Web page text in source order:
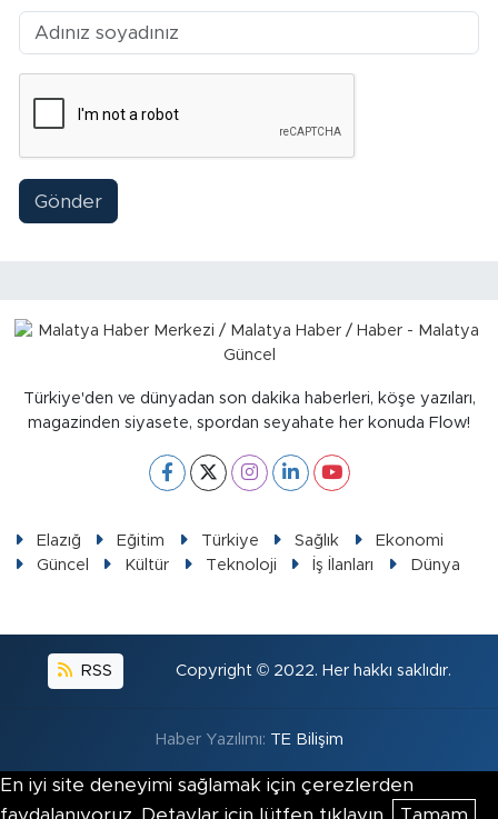
Gönder
Türkiye'den ve dünyadan son dakika haberleri, köşe yazıları,
magazinden siyasete, spordan seyahate her konuda Flow!
Elazığ Eğitim Türkiye Sağlık
Ekonomi
Güncel
Kültür Teknoloji İş İlanları Dünya
RSS Copyright © 2022. Her hakkı saklıdır.
Haber Yazılımı: TE Bilişim
En iyi site deneyimi sağlamak için çerezlerden
faydalanıyoruz. Detaylar için lütfen tıklayın.
Tamam
Doğanşehir
Hekimhan
Kale
Pütürge
Sinema